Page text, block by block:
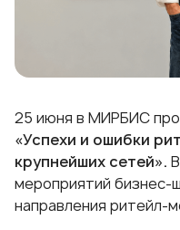
25 июня в МИРБИС
«Успехи и ошибки
крупнейших сетей».
мероприятий бизнес-
направления ритейл-